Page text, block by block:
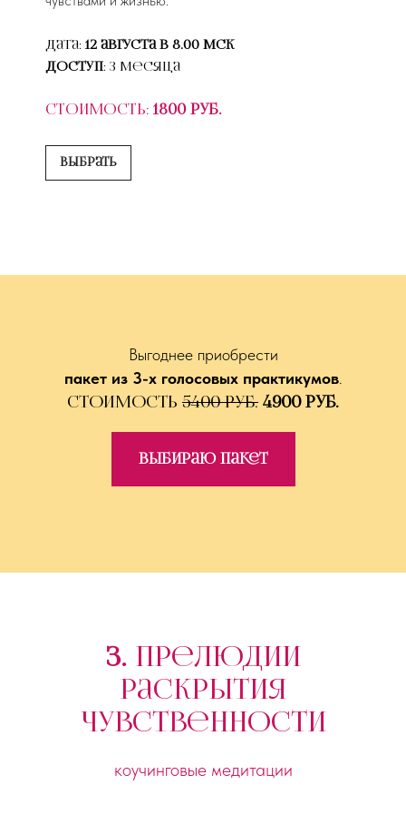
Дата: 12 августа в 8.00 мск
Доступ: 3 месяца
Стоимость: 1800 руб.
Выбрать
Выгоднее приобрести
пакет из 3-х голосовых практикумов.
Стоимость 5400 руб. 4900 руб.
Выбираю пакет
3. прелюдии
раскрытия
чувственности
коучинговые медитации